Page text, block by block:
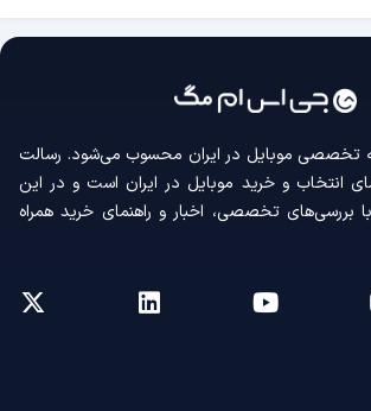
تخصصی موبایل در ایران محسوب می‌شود. رسالت
انتخاب و خرید موبایل در ایران است و در این
بررسی‌های تخصصی، اخبار و راهنمای خرید همراه